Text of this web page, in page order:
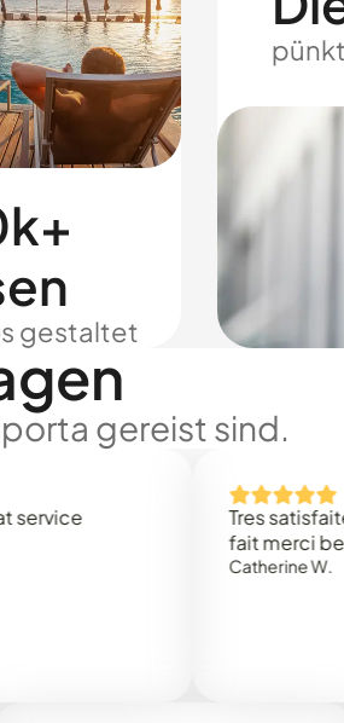
gestaltet
gereist sind.
Tres satisfaite
fait merci
Catherine W.